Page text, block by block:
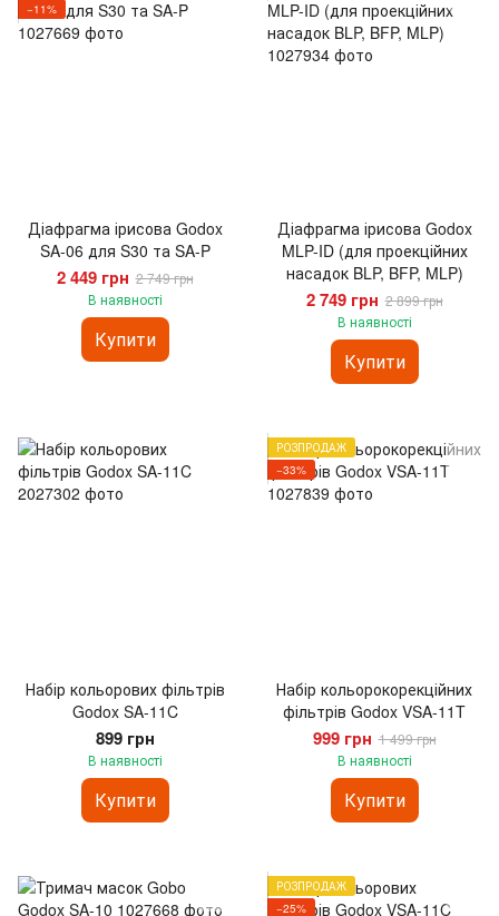
−11%
Діафрагма ірисова Godox
SA-06 для S30 та SA-P
2 449 грн 2 749 грн
В наявності
Купити
Діафрагма ірисова Godox
MLP-ID (для проекційних
насадок BLP, BFP, MLP)
2 749 грн 2 899 грн
В наявності
Купити
Набір кольорових фільтрів
Godox SA-11C
899 грн
В наявності
Купити
РОЗПРОДАЖ
−33%
Набір кольорокорекційних
фільтрів Godox VSA-11T
999 грн 1 499 грн
В наявності
Купити
РОЗПРОДАЖ
−25%